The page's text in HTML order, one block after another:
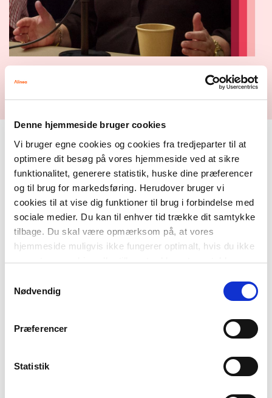
Denne hjemmeside bruger cookies
Vi bruger egne cookies og cookies fra tredjeparter til at
optimere dit besøg på vores hjemmeside ved at sikre
funktionalitet, generere statistik, huske dine præferencer
og til brug for markedsføring. Herudover bruger vi
cookies til at vise dig funktioner til brug i forbindelse med
sociale medier. Du kan til enhver tid trække dit samtykke
tilbage. Du skal være opmærksom på, at vores
hjemmeside muligvis ikke fungerer optimalt, hvis du ikke
accepterer cookies eller tilbagetrækker et samtykke.
Nødvendig
Præferencer
Statistik
Medvirkende
Andreas Munk Staugaard
Vært
Magnus Hermann
Forperson, Danske Skoleelver
Regitze Flannow
Formand, Danmarks Lærerforenings undervisningsudvalg